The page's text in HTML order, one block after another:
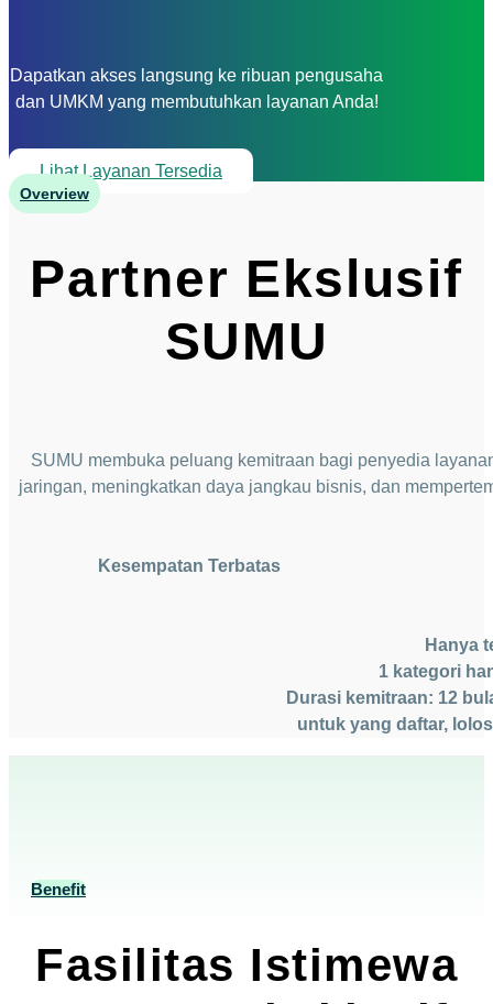
Dapatkan akses langsung ke ribuan pengusaha
dan UMKM yang membutuhkan layanan Anda!
Lihat Layanan Tersedia
Overview
Partner Ekslusif
SUMU
SUMU membuka peluang kemitraan bagi penyedia
jaringan, meningkatkan daya jangkau bisnis, dan
Kesempatan Terbatas
Hanya
1 kategori
Durasi kemitraan: 12
untuk yang daftar,
Benefit
Fasilitas Istimewa